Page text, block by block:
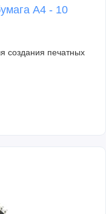
А4 - 10
создания печатных